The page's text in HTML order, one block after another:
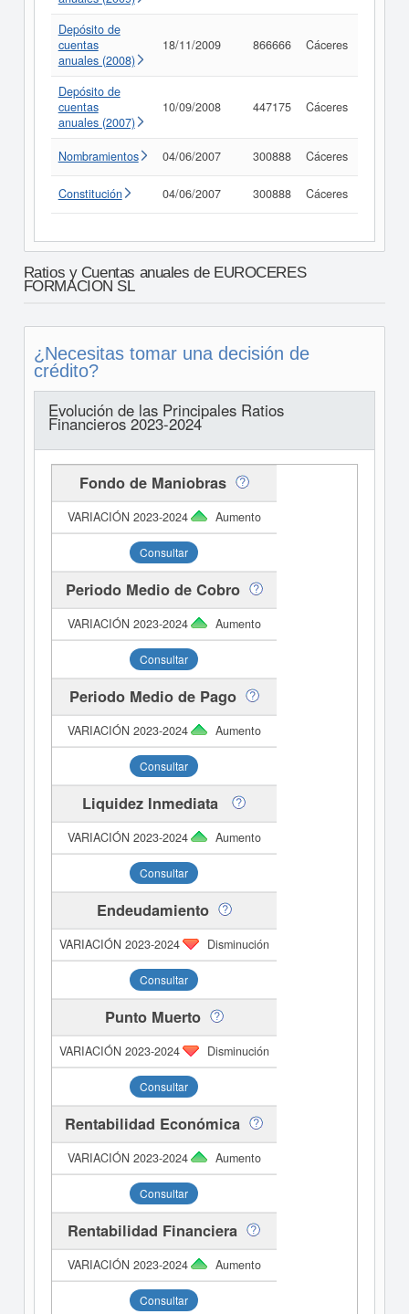
Depósito de
cuentas
anuales (2008)
18/11/2009 866666 Cáceres
Depósito de
cuentas
anuales (2007)
10/09/2008 447175 Cáceres
Nombramientos 04/06/2007 300888 Cáceres
Constitución 04/06/2007 300888 Cáceres
Ratios y Cuentas anuales de EUROCERES
FORMACION SL
¿Necesitas tomar una decisión de
crédito?
Evolución de las Principales Ratios
Financieros 2023-2024
Fondo de Maniobras
Aumento
Consultar
Periodo Medio de Cobro
Aumento
Consultar
Periodo Medio de Pago
Aumento
Consultar
Liquidez Inmediata
Aumento
Consultar
Endeudamiento
Disminución
Consultar
Punto Muerto
Disminución
Consultar
Rentabilidad Económica
Aumento
Consultar
Rentabilidad Financiera
Aumento
Consultar